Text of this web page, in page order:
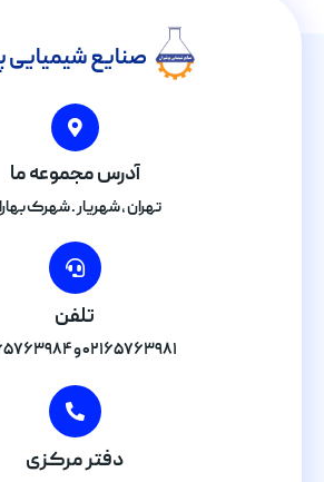
صنایع شیمیایی
آدرس مجموعه ما
تهران , شهریار . شهرک
تلفن
۰۲۱۶۵۷۶۳۹۸۱ و ۰۲۱۶۵۷۶۳۹۸۴
دفتر مرکزی